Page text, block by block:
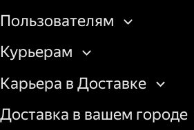
Пользователям
Курьерам
Карьера в Доставке
Доставка в вашем городе